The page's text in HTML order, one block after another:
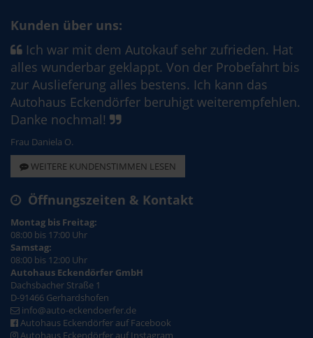
Kunden über uns:
Ich war mit dem Autokauf sehr zufrieden. Hat
alles wunderbar geklappt. Von der Probefahrt bis
zur Auslieferung alles bestens. Ich kann das
Autohaus Eckendörfer beruhigt weiterempfehlen.
Danke nochmal!
Frau Daniela O.
WEITERE KUNDENSTIMMEN LESEN
Öffnungszeiten & Kontakt
Montag bis Freitag:
08:00 bis 17:00 Uhr
Samstag:
08:00 bis 12:00 Uhr
Autohaus Eckendörfer GmbH
Dachsbacher Straße 1
D-91466 Gerhardshofen
info@auto-eckendoerfer.de
Autohaus Eckendörfer auf Facebook
Autohaus Eckendörfer auf Instagram